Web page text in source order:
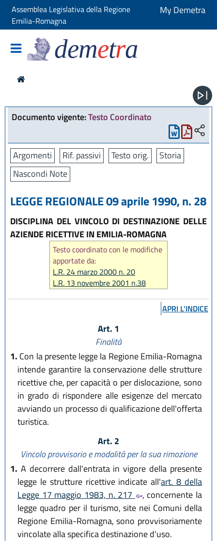
Assemblea Legislativa della Regione
Emilia-Romagna
My Demetra
demetra
Documento vigente:Testo Coordinato
Argomenti Rif. passivi Testo orig.
Storia
Nascondi Note
LEGGE REGIONALE 09 aprile 1990, n. 28
DISCIPLINA DEL VINCOLO DI DESTINAZIONE DELLE
AZIENDE RICETTIVE IN EMILIA-ROMAGNA
Testo coordinato con le modifiche
apportate da:
L.R. 24 marzo 2000 n. 20
L.R. 13 novembre 2001 n.38
APRI L'INDICE
Art. 1
Finalità
1. Con la presente legge la Regione Emilia-Romagna
intende garantire la conservazione delle strutture
ricettive che, per capacità o per dislocazione, sono
in grado di rispondere alle esigenze del mercato
avviando un processo di qualificazione dell'offerta
turistica.
Art. 2
Vincolo provvisorio e modalità per la sua rimozione
1. A decorrere dall'entrata in vigore della presente
legge le strutture ricettive indicate all'art. 8 della
Legge 17 maggio 1983, n. 217
, concernente la
legge quadro per il turismo, site nei Comuni della
Regione Emilia-Romagna, sono provvisoriamente
vincolate alla specifica destinazione d'uso.